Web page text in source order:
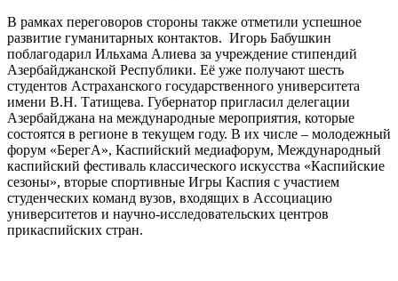
В рамках переговоров стороны также отметили успешное
развитие гуманитарных контактов. Игорь Бабушкин
поблагодарил Ильхама Алиева за учреждение стипендий
Азербайджанской Республики. Её уже получают шесть
студентов Астраханского государственного университета
имени В.Н. Татищева. Губернатор пригласил делегации
Азербайджана на международные мероприятия, которые
состоятся в регионе в текущем году. В их числе – молодежный
форум «БерегА», Каспийский медиафорум, Международный
каспийский фестиваль классического искусства «Каспийские
сезоны», вторые спортивные Игры Каспия с участием
студенческих команд вузов, входящих в Ассоциацию
университетов и научно-исследовательских центров
прикаспийских стран.